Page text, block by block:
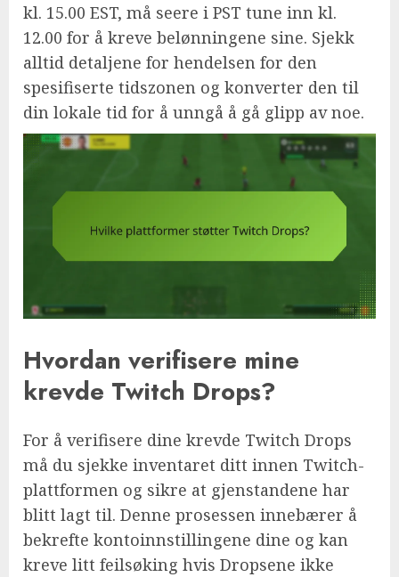
kl. 15.00 EST, må seere i PST tune inn kl.
12.00 for å kreve belønningene sine. Sjekk
alltid detaljene for hendelsen for den
spesifiserte tidszonen og konverter den til
din lokale tid for å unngå å gå glipp av noe.
Hvordan verifisere mine
krevde Twitch Drops?
For å verifisere dine krevde Twitch Drops
må du sjekke inventaret ditt innen Twitch-
plattformen og sikre at gjenstandene har
blitt lagt til. Denne prosessen innebærer å
bekrefte kontoinnstillingene dine og kan
kreve litt feilsøking hvis Dropsene ikke